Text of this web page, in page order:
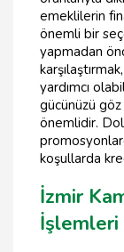
emeklilerin
önemli bir
yapmadan
yardımcı
gücünüzü
önemlidir.
koşullarda
İzmir
İşlemleri